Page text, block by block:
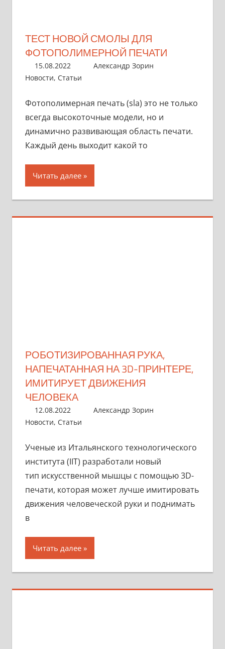
ТЕСТ НОВОЙ СМОЛЫ ДЛЯ
ФОТОПОЛИМЕРНОЙ ПЕЧАТИ
15.08.2022
Александр Зорин
Новости, Статьи
Фотополимерная печать (sla) это не только
всегда высокоточные модели, но и
динамично развивающая область печати.
Каждый день выходит какой то
Читать далее
РОБОТИЗИРОВАННАЯ РУКА,
НАПЕЧАТАННАЯ НА 3D-ПРИНТЕРЕ,
ИМИТИРУЕТ ДВИЖЕНИЯ
ЧЕЛОВЕКА
12.08.2022
Александр Зорин
Новости, Статьи
Ученые из Итальянского технологического
института (IIT) разработали новый
тип искусственной мышцы с помощью 3D-
печати, которая может лучше имитировать
движения человеческой руки и поднимать
в
Читать далее